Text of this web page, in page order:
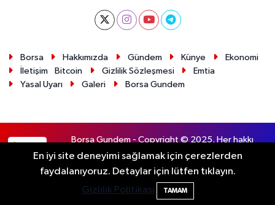
Borsa Hakkımızda Gündem Künye
Ekonomi
İletişim
Bitcoin Gizlilik Sözleşmesi
Emtia
Yasal Uyarı
Galeri Borsa Gundem
Borsa Gundem - Copyright © 2025. Her hakkı
saklıdır.
Haber Yazılımı:TE Bilişim
En iyi site deneyimi sağlamak için çerezlerden
faydalanıyoruz. Detaylar için lütfen tıklayın.
Gizlilik Politikası
TAMAM